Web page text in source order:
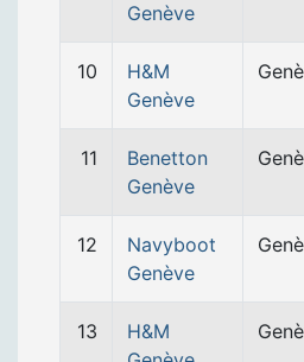
Genève
10
H&M
Genève
11
Benetton
Genève
12
Navyboot
Genève
13
H&M